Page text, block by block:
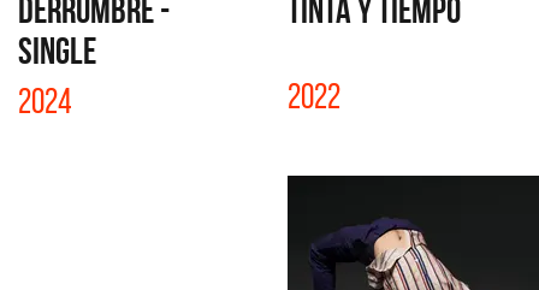
DERRUMBRE -
SINGLE
2024
TINTA Y TIEMPO
2022